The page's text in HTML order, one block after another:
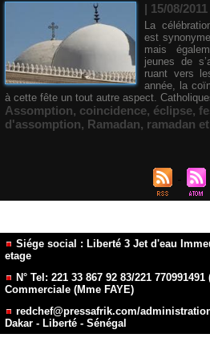
| 15/08/2011
La
est
mais
jeunes de
ruant vers
année, la
à cette fête un tout autre aspect.
Assomption, coincidence, éclipse,
d'assomption, Ramadan, ramadan
Siége social : Liberté 3 Jet d'eau
etage
N° Tel: 221 33 867 92 83/221
Commerciale (Mme FAYE)
redchef@pressafrik.com/
Dakar - Liberté - Sénégal